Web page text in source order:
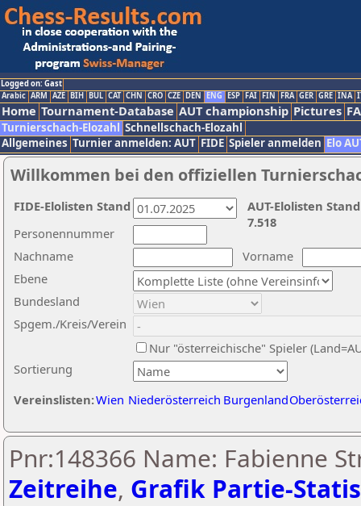
Logged on: Gast
Arabic ARM AZE BIH BUL CAT CHN CRO CZE DEN ENG ESP FAI FIN FRA GER GRE INA
Home Tournament-Database AUT championship Pictures
Turnierschach-Elozahl Schnellschach-Elozahl
Allgemeines Turnier anmelden: AUT FIDE Spieler anmelden Elo
Willkommen bei den offiziellen
Nachname
Vorname
Ebene
Sortierung
Personennummer
Bundesland
Spgem./Kreis/Verein
Nur "österreichische" Spieler
Vereinslisten:Wien Niederösterreich Burgenland
AUT-Elolisten
7.518
FIDE-Elolisten Stand
Pnr:148366 Name: Fabienne
Zeitreihe, Grafik Partie-